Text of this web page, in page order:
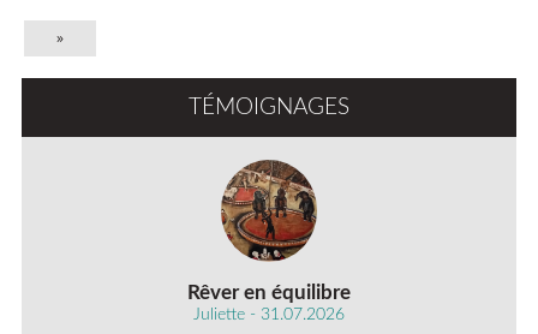
»
TÉMOIGNAGES
Rêver en équilibre
Juliette - 31.07.2026